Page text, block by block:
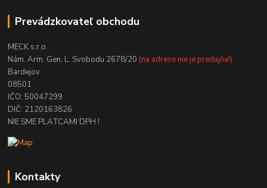
Prevádzkovateľ obchodu
MECK s.r.o.
Nám. Arm. Gen. L. Svobodu 2678/20 (na adrese nie je predajňa!)
Bardejov
08501
IČO: 50047299
DIČ: 2120163826
NIE SME PLATCAMI DPH !
Kontakty